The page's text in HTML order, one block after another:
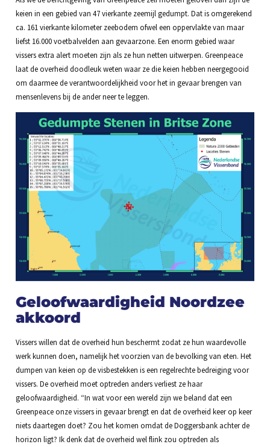
keien in een gebied van 47 vierkante zeemijl gedumpt. Dat is omgerekend
ca. 161 vierkante kilometer zeebodem ofwel een oppervlakte van maar
liefst 16.000 voetbalvelden aan gevaarzone. Een enorm gebied waar
vissers extra alert moeten zijn als ze hun netten uitwerpen. Greenpeace
laat de overheid doodleuk weten waar ze die keien hebben neergegooid
om daarmee de verantwoordelijkheid voor het in gevaar brengen van
mensenlevens bij de ander neer te leggen.
Geloofwaardigheid Noordzee
akkoord
Vissers willen dat de overheid hun beschermt zodat ze hun waardevolle
werk kunnen doen, namelijk het voorzien van de bevolking van eten. Het
dumpen van keien op de visbestekken is een regelrechte bedreiging voor
vissers. De overheid moet optreden anders verliest ze haar
geloofwaardigheid. “In wat voor een wereld zijn we beland dat een
Greenpeace onze vissers in gevaar brengt en dat de overheid keer op keer
niets daartegen doet? Zou het komen omdat de Doggersbank achter de
horizon ligt? Ik denk dat de overheid wel flink zou optreden als